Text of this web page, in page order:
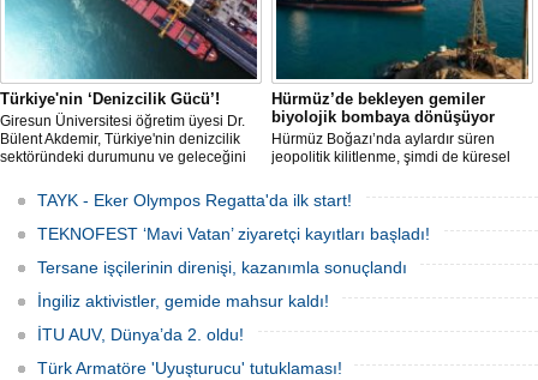
Türkiye'nin ‘Denizcilik Gücü’!
Giresun Üniversitesi öğretim üyesi Dr.
Bülent Akdemir, Türkiye'nin denizcilik
sektöründeki durumunu ve geleceğini
Hürmüz’de bekleyen gemiler
biyolojik bombaya dönüşüyor
Hürmüz Boğazı’nda aylardır süren
jeopolitik kilitlenme, şimdi de küresel
aralamış olabilir. Sıcak sularda
hareketsiz bekleyen binden fazla gemi,
istilacı deniz canlıları için devasa bir
üreme merkezine dönüşmüş durumda.
TAYK - Eker Olympos Regatta'da ilk start!
TEKNOFEST ‘Mavi Vatan’ ziyaretçi kayıtları başladı!
Tersane işçilerinin direnişi, kazanımla sonuçlandı
İngiliz aktivistler, gemide mahsur kaldı!
İTU AUV, Dünya’da 2. oldu!
Türk Armatöre 'Uyuşturucu' tutuklaması!